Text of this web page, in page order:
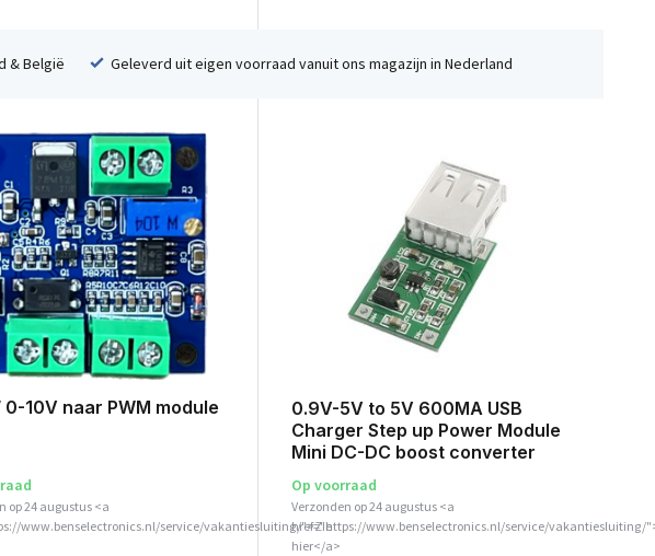
& België Geleverd uit eigen voorraad vanuit ons magazijn in Nederland
10V naar PWM module
op 24 augustus <a
www.benselectronics.nl/service/vakantiesluiting/">Zie
0.9V-5V to 5V 600MA USB
Charger Step up Power Module
Mini DC-DC boost converter
Op voorraad
Verzonden op 24 augustus <a
href="https://www.benselectronics.nl/service/vakantiesluiting/
hier</a>